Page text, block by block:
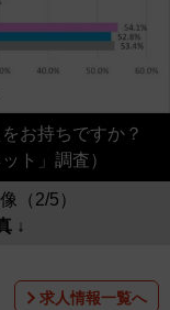
お持ちですか？
ト」調査）
（2/5）
↓
求人情報一覧へ